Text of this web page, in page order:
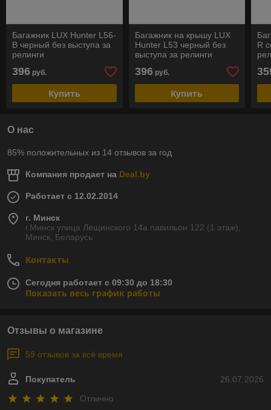
Багажник LUX Hunter L56-
B черный без выступа за
релинги
396 руб.
Купить
Багажник на крышу LUX
Hunter L53 черный без
выступа за релинги
396руб.
Купить
R
О нас
85% положительных из 14 отзывов за год
Компания продает на Deal.by
Работает с 12.02.2014
г. Минск
г.Минск улица Лещинского 14а павильон 122 (1 этаж),
Минск, Беларусь
Контакты
Сегодня работает с 09:30 до 18:30
Показать весь график работы
Отзывы о магазине
59 отзывов за всё время
26.07.2026
Покупатель
Отлично